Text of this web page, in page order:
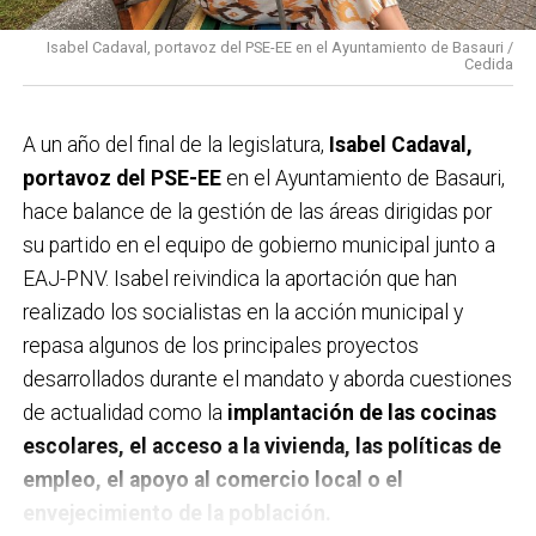
Isabel Cadaval, portavoz del PSE-EE en el Ayuntamiento de Basauri /
Cedida
A un año del final de la legislatura, Isabel Cadaval,
portavoz del PSE-EEen el Ayuntamiento de Basauri,
hace balance de la gestión de las áreas dirigidas por
su partido en el equipo de gobierno municipal junto a
EAJ-PNV. Isabel reivindica la aportación que han
realizado los socialistas en la acción municipal y
repasa algunos de los principales proyectos
desarrollados durante el mandato y aborda cuestiones
de actualidad como la implantación de las cocinas
escolares, el acceso a la vivienda, las políticas de
empleo, el apoyo al comercio local o el
envejecimiento de la población.